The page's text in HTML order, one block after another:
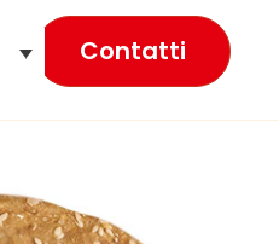
Contatti